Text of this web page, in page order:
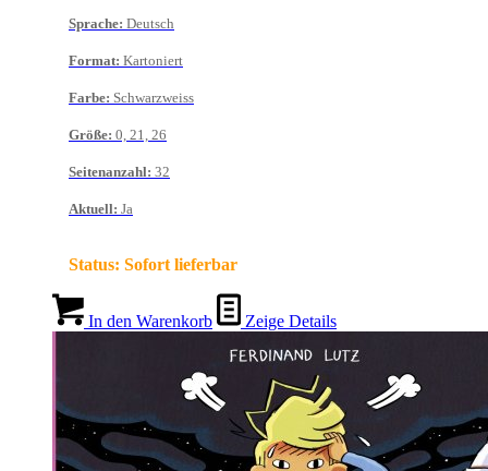
Sprache: Deutsch
Format: Kartoniert
Farbe: Schwarzweiss
Größe: 0, 21, 26
Seitenanzahl: 32
Aktuell: Ja
Status: Sofort lieferbar
In den Warenkorb Zeige Details